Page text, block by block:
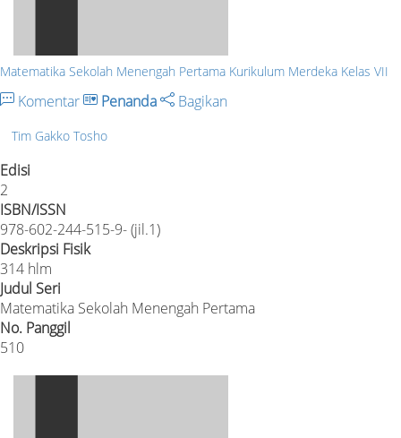
Matematika Sekolah Menengah Pertama Kurikulum Merdeka Kelas VII
Komentar Penanda Bagikan
Tim Gakko Tosho
Edisi
2
ISBN/ISSN
978-602-244-515-9- (jil.1)
Deskripsi Fisik
314 hlm
Judul Seri
Matematika Sekolah Menengah Pertama
No. Panggil
510